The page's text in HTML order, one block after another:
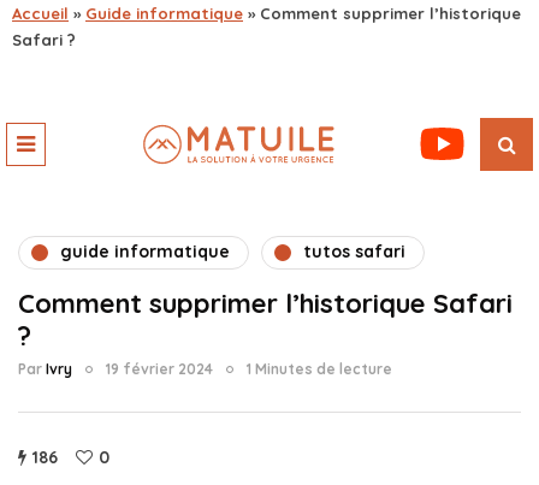
Accueil » Guide informatique » Comment supprimer l’historique
Safari ?
guide informatique tutos safari
Comment supprimer l’historique Safari
?
Par Ivry 19 février 2024 1 Minutes de lecture
186 0